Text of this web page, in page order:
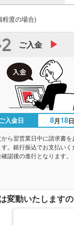
程度の場合)
ご入金
入金日 8月18
から翌営業日中に請求書
。銀行振込でお支払いく
認後の進行となります。
変動いたしますの